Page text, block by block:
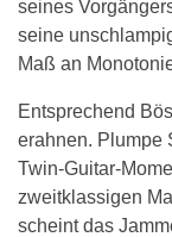
seines
seine
Maß an
Entsprechend
erahnen. Plumpe
Twin-Guitar-
zweitklassigen
scheint das